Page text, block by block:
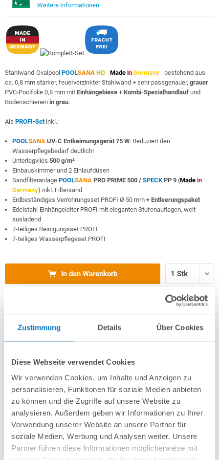
Zustimmung Details Über Cookies
Diese Webseite verwendet Cookies
Wir verwenden Cookies, um Inhalte und Anzeigen zu
personalisieren, Funktionen für soziale Medien anbieten
zu können und die Zugriffe auf unsere Website zu
analysieren. Außerdem geben wir Informationen zu Ihrer
Verwendung unserer Website an unsere Partner für
soziale Medien, Werbung und Analysen weiter. Unsere
Partner führen diese Informationen möglicherweise mit
Weitere Informationen
Stahlwand-Ovalpool POOLSANA HQ - Made in Germany - bestehend aus
ca. 0,8 mm starker, feuerverzinkter Stahlwand + sehr passgenauer, grauer
PVC-Poolfolie 0,8 mm mit Einhängebiese + Kombi-Spezialhandlauf und
Bodenschienen in grau.
Als PROFI-Setinkl.:
POOLSANA UV-C Entkeimungsgerät 75 W: Reduziert den
Wasserpflegebedarf deutlich!
Unterlegvlies 500 g/m²
Einbauskimmer und 2 Einlaufdüsen
Sandfilteranlage POOLSANA PRO PRIME 500 / SPECKPP 9 (Made in
Germany) inkl. Filtersand
Erdbeständiges Verrohrungsset PROFI Ø 50 mm + Entleerungspaket
Edelstahl-Einhängeleiter PROFI mit eleganten Stufenauflagen, weit
ausladend
7-teiliges Reinigungsset PROFI
7-teiliges Wasserpflegeset PROFI
In den Warenkorb
Merken
Produktbeschreibung
Herstellerangaben